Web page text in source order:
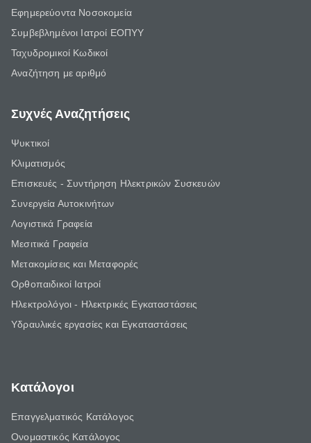
Εφημερεύοντα Νοσοκομεία
Συμβεβλημένοι Ιατροί ΕΟΠΥΥ
Ταχυδρομικοί Κωδικοί
Αναζήτηση με αριθμό
Συχνές Αναζητήσεις
Ψυκτικοί
Κλιματισμός
Επισκευές - Συντήρηση Ηλεκτρικών Συσκευών
Συνεργεία Αυτοκινήτων
Λογιστικά Γραφεία
Μεσιτικά Γραφεία
Μετακομίσεις και Μεταφορές
Ορθοπαιδικοί Ιατροί
Ηλεκτρολόγοι - Ηλεκτρικές Εγκαταστάσεις
Υδραυλικές εργασίες και Εγκαταστάσεις
Κατάλογοι
Επαγγελματικός Κατάλογος
Ονομαστικός Κατάλογος